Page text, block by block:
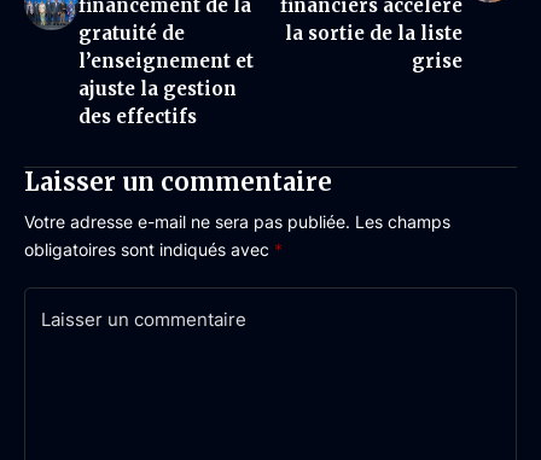
financement de la
gratuité de
l’enseignement et
ajuste la gestion
des effectifs
financiers accélère
la sortie de la liste
grise
Laisser un commentaire
Votre adresse e-mail ne sera pas publiée. Les champs
obligatoires sont indiqués avec *